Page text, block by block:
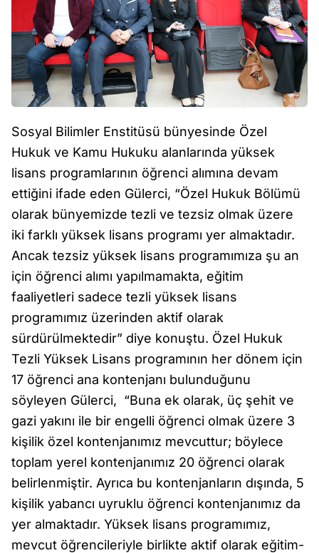
Sosyal Bilimler Enstitüsü bünyesinde Özel
Hukuk ve Kamu Hukuku alanlarında yüksek
lisans programlarının öğrenci alımına devam
ettiğini ifade eden Gülerci, “Özel Hukuk Bölümü
olarak bünyemizde tezli ve tezsiz olmak üzere
iki farklı yüksek lisans programı yer almaktadır.
Ancak tezsiz yüksek lisans programımıza şu an
için öğrenci alımı yapılmamakta, eğitim
faaliyetleri sadece tezli yüksek lisans
programımız üzerinden aktif olarak
sürdürülmektedir” diye konuştu. Özel Hukuk
Tezli Yüksek Lisans programının her dönem için
17 öğrenci ana kontenjanı bulunduğunu
söyleyen Gülerci, “Buna ek olarak, üç şehit ve
gazi yakını ile bir engelli öğrenci olmak üzere 3
kişilik özel kontenjanımız mevcuttur; böylece
toplam yerel kontenjanımız 20 öğrenci olarak
belirlenmiştir. Ayrıca bu kontenjanların dışında, 5
kişilik yabancı uyruklu öğrenci kontenjanımız da
yer almaktadır. Yüksek lisans programımız,
mevcut öğrencileriyle birlikte aktif olarak eğitim-